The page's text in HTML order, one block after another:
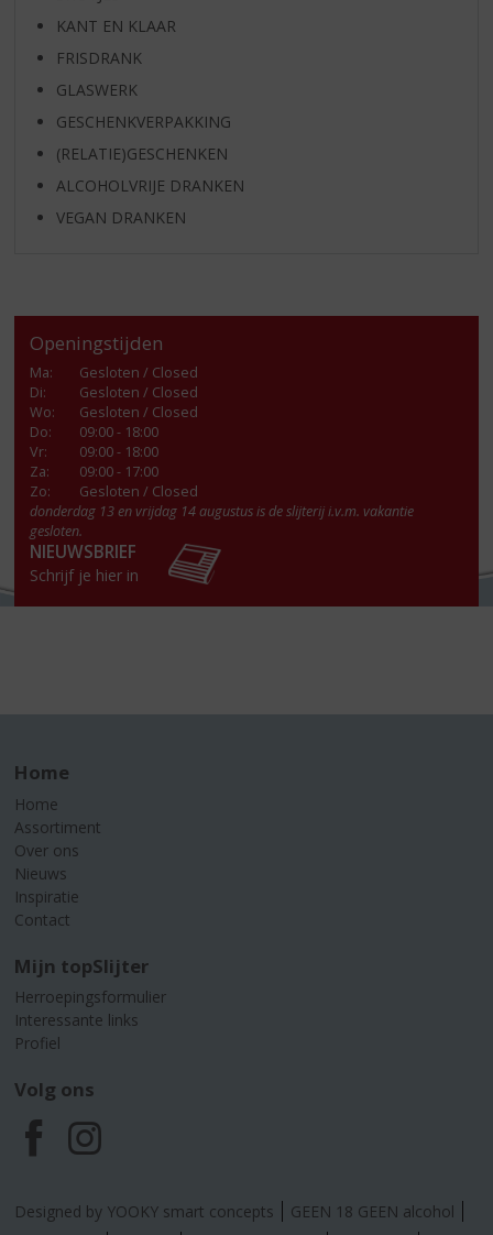
KANT EN KLAAR
FRISDRANK
GLASWERK
GESCHENKVERPAKKING
(RELATIE)GESCHENKEN
ALCOHOLVRIJE DRANKEN
VEGAN DRANKEN
Openingstijden
Ma:
Gesloten / Closed
Di:
Gesloten / Closed
Wo:
Gesloten / Closed
Do:
09:00 - 18:00
Vr:
09:00 - 18:00
Za:
09:00 - 17:00
Zo:
Gesloten / Closed
donderdag 13 en vrijdag 14 augustus is de slijterij i.v.m. vakantie
gesloten.
NIEUWSBRIEF
Schrijf je hier in
Home
Home
Assortiment
Over ons
Nieuws
Inspiratie
Contact
Mijn topSlijter
Herroepingsformulier
Interessante links
Profiel
Volg ons
F
a
I
n
Designed by YOOKY smart concepts
GEEN 18 GEEN alcohol